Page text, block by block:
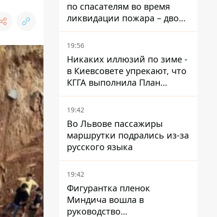
по спасателям во время
ликвидации пожара – двое
раненых
19:56
Никаких иллюзий по зиме -
в Киевсовете упрекают, что
КГГА выполнила План
устойчивости на 20%
19:42
Во Львове пассажиры
маршрутки подрались из-за
русского языка
19:42
Фигурантка пленок
Миндича вошла в
руководство